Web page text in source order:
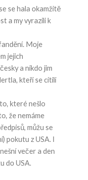
se hala okamžitě
a my vyrazili k
Moje
jejich
a nikdo jim
kteří se cítili
které nešlo
že nemáme
můžu se
pokutu z USA. I
večer a den
do USA.